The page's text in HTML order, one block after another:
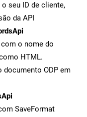
seu ID de cliente,
da API
com o nome do
HTML.
documento ODP em
SaveFormat